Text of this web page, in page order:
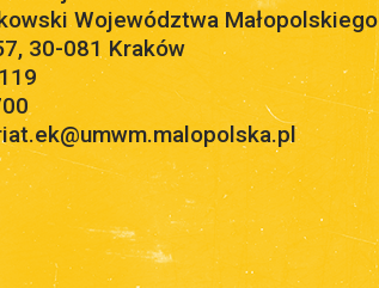
Województwa Małopolskiego
30-081 Kraków